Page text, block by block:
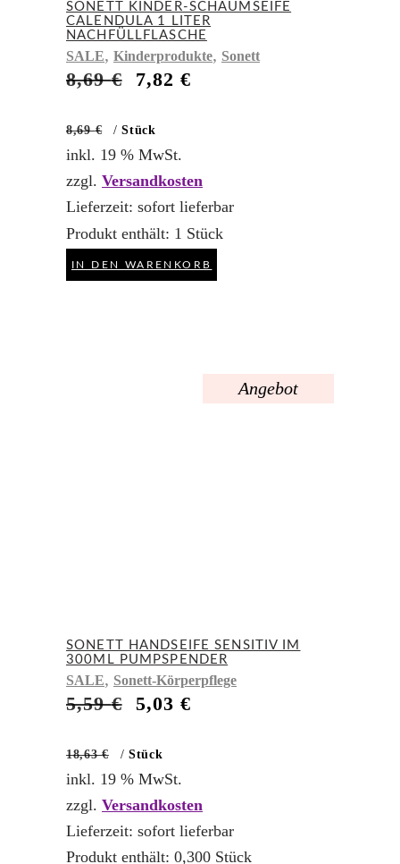
SONETT KINDER-SCHAUMSEIFE
CALENDULA 1 LITER
NACHFÜLLFLASCHE
SALE, Kinderprodukte, Sonett
8,69€
Ursprünglicher
8,69 €
7,82€
8,69€ /Stück
inkl. 19 % MwSt.
zzgl. Versandkosten
Lieferzeit: sofort lieferbar
Produkt enthält: 1 Stück
IN DEN WARENKORB
Angebot
SONETT HANDSEIFE SENSITIV IM
300ML PUMPSPENDER
SALE, Sonett-Körperpflege
5,59€
Ursprünglicher
5,59 €
5,03€
18,63€ /Stück
inkl. 19 % MwSt.
zzgl. Versandkosten
Lieferzeit: sofort lieferbar
Produkt enthält: 0,300 Stück